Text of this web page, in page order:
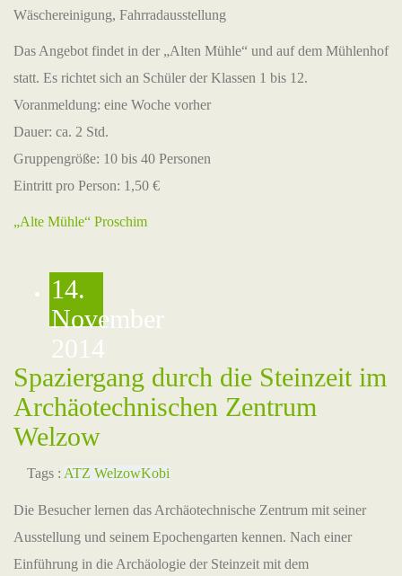
Wäschereinigung, Fahrradausstellung
Das Angebot findet in der „Alten Mühle“ und auf dem Mühlenhof
statt. Es richtet sich an Schüler der Klassen 1 bis 12.
Voranmeldung: eine Woche vorher
Dauer: ca. 2 Std.
Gruppengröße: 10 bis 40 Personen
Eintritt pro Person: 1,50 €
„Alte Mühle“ Proschim
14.
November
2014
Spaziergang durch die Steinzeit im
Archäotechnischen Zentrum
Welzow
Tags : ATZ WelzowKobi
Die Besucher lernen das Archäotechnische Zentrum mit seiner
Ausstellung und seinem Epochengarten kennen. Nach einer
Einführung in die Archäologie der Steinzeit mit dem